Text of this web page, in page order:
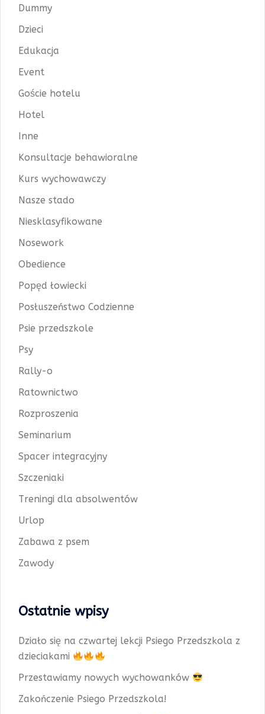
Dummy
Dzieci
Edukacja
Event
Goście hotelu
Hotel
Inne
Konsultacje behawioralne
Kurs wychowawczy
Nasze stado
Niesklasyfikowane
Nosework
Obedience
Popęd łowiecki
Posłuszeństwo Codzienne
Psie przedszkole
Psy
Rally-o
Ratownictwo
Rozproszenia
Seminarium
Spacer integracyjny
Szczeniaki
Treningi dla absolwentów
Urlop
Zabawa z psem
Zawody
Ostatnie wpisy
Działo się na czwartej lekcji Psiego Przedszkola z
dzieciakami
Przestawiamy nowych wychowanków
Zakończenie Psiego Przedszkola!